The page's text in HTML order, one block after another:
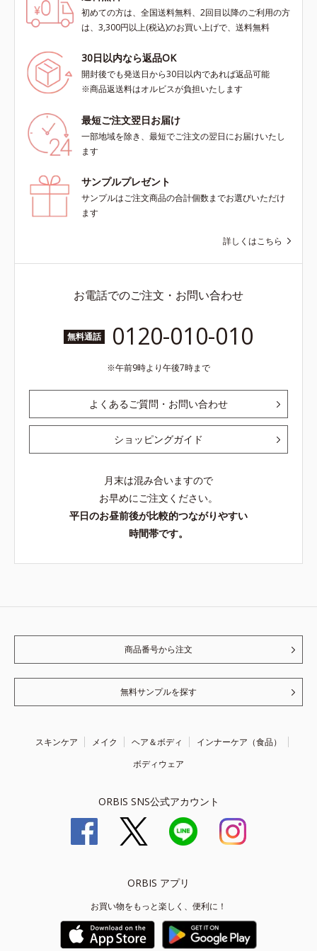
初めての方は、全国送料無料、2回目以降のご利用の方
は、3,300円以上(税込)のお買い上げで、送料無料
30日以内なら返品OK
開封後でも発送日から30日以内であれば返品可能
※商品返送料はオルビスが負担いたします
最短ご注文翌日お届け
一部地域を除き、最短でご注文の翌日にお届けいたし
ます
サンプルプレゼント
サンプルはご注文商品の合計個数までお選びいただけ
ます
詳しくはこちら
お電話でのご注文・お問い合わせ
無料通話 0120-010-010
午前9時より午後7時まで
よくあるご質問・お問い合わせ
ショッピングガイド
月末は混み合いますので
お早めにご注文ください。
平日のお昼前後が比較的つながりやすい
時間帯です。
商品番号から注文
無料サンプルを探す
スキンケア メイク ヘア＆ボディ
インナーケア（食品）
ボディウェア
ORBIS SNS公式アカウント
ORBIS アプリ
お買い物をもっと楽しく、便利に！